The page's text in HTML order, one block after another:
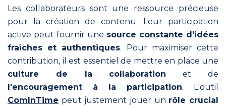
Les collaborateurs sont une ressource précieuse
pour la création de contenu. Leur participation
active peut fournir une source constante d'idées
fraîches et authentiques. Pour maximiser cette
contribution, il est essentiel de mettre en place une
culture de la collaboration et de
l'encouragement à la participation. L'outil
ComInTime peut justement jouer un rôle crucial